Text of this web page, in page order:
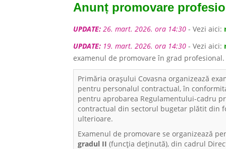
Anunț promovare
UPDATE: 26. mart. 2026. ora 14:30 - Vezi aici:
UPDATE: 19. mart. 2026. ora 14:30 - Vezi aici:
examenul de promovare în grad profesional.
Primăria orașului Covasna organizează
pentru personalul contractual, în
pentru aprobarea Regulamentului-cadru
contractual din sectorul bugetar plătit din
ulterioare.
Examenul de promovare se organizează
gradul II (funcția deținută), din cadrul